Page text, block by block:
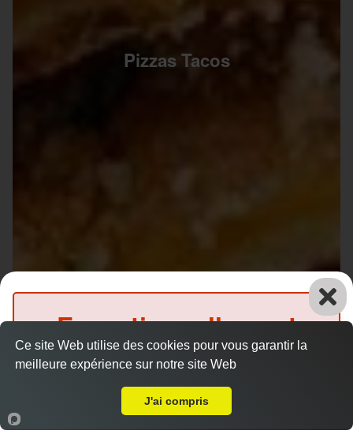
Pizzas Tacos
Accueil Panier Compte
Exceptionnellement
fermé
(Précommande possible)
Ce site Web utilise des cookies pour vous garantir la
meilleure expérience sur notre site Web
J'ai compris